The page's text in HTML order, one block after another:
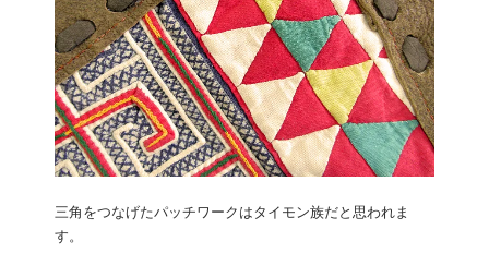
三角をつなげたパッチワークはタイモン族だと思われま
す。